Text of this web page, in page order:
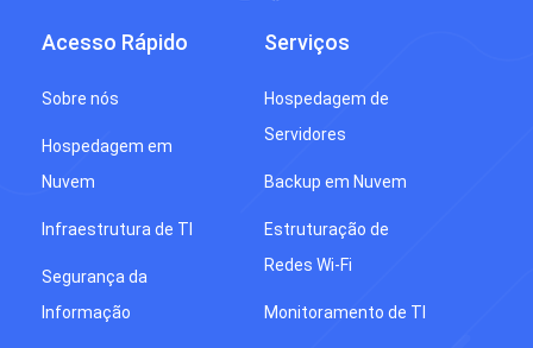
Acesso Rápido
Sobre nós
Hospedagem em
Nuvem
Infraestrutura de TI
Segurança da
Informação
Serviços
Hospedagem de
Servidores
Backup em Nuvem
Estruturação de
Redes Wi-Fi
Monitoramento de TI